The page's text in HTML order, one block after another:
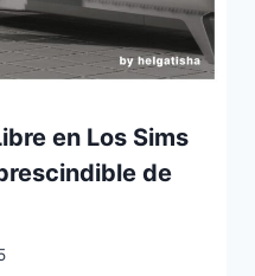
en Los Sims
de